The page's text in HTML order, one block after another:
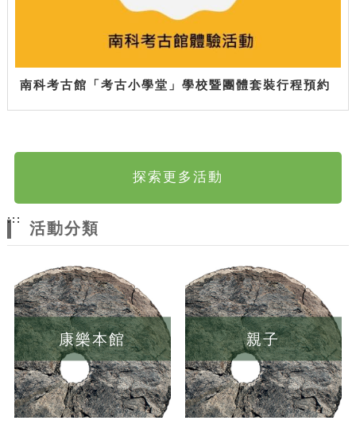
南科考古館「考古小學堂」學校暨團體套裝行程預約
探索更多活動
:::
活動分類
康樂本館 親子